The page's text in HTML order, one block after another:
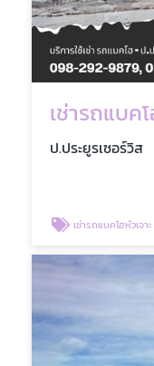
เช่ารถแบค
ป.ประยูรเซอร์วิส
เช่ารถแบคโฮหัวเจาะ